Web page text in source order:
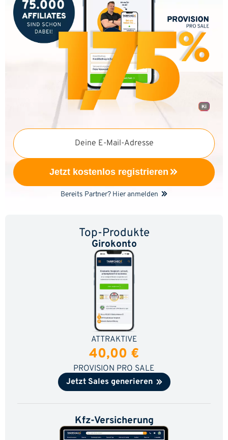
Deine E-Mail-Adresse
Jetzt kostenlos registrieren
Bereits Partner? Hier anmelden
Top-Produkte
Girokonto
ATTRAKTIVE
40,00 €
PROVISION PRO SALE
Jetzt Sales generieren
Kfz-Versicherung